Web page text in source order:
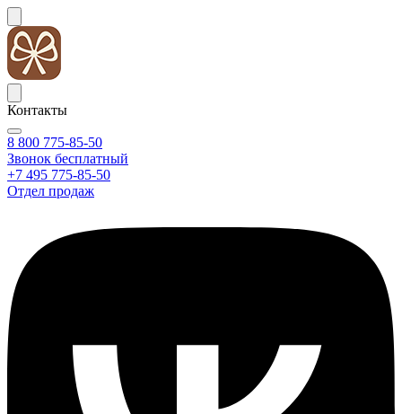
Контакты
8 800 775-85-50
Звонок бесплатный
+7 495 775-85-50
Отдел продаж